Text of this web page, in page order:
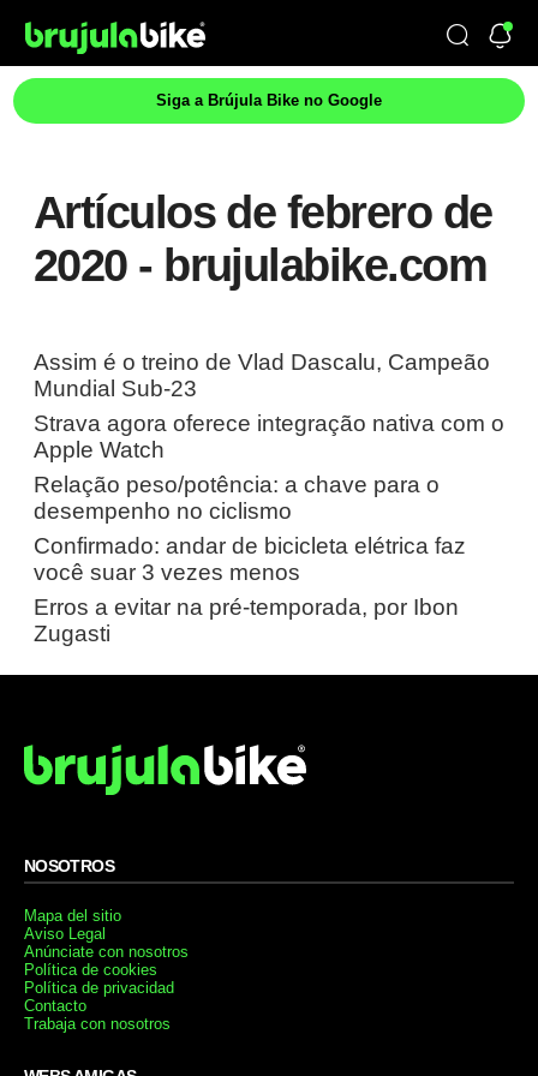
Siga a Brújula Bike no Google
Artículos de febrero de
2020 - brujulabike.com
Assim é o treino de Vlad Dascalu, Campeão
Mundial Sub-23
Strava agora oferece integração nativa com o
Apple Watch
Relação peso/potência: a chave para o
desempenho no ciclismo
Confirmado: andar de bicicleta elétrica faz
você suar 3 vezes menos
Erros a evitar na pré-temporada, por Ibon
Zugasti
NOSOTROS
Mapa del sitio
Aviso Legal
Anúnciate con nosotros
Política de cookies
Política de privacidad
Contacto
Trabaja con nosotros